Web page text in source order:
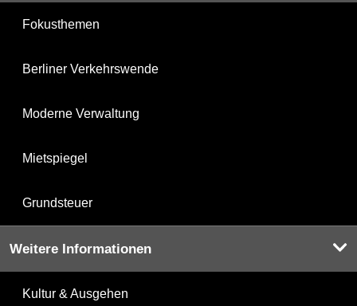
Fokusthemen
Berliner Verkehrswende
Moderne Verwaltung
Mietspiegel
Grundsteuer
Weitere Informationen
Kultur & Ausgehen